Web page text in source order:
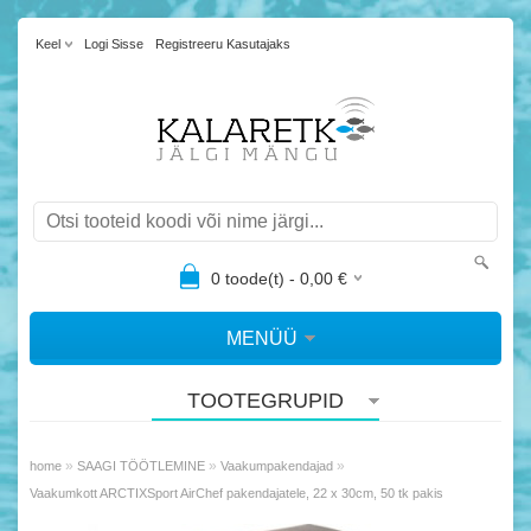
Keel Logi Sisse Registreeru Kasutajaks
0toode(t) - 0,00€
MENÜÜ
TOOTEGRUPID
home » SAAGI TÖÖTLEMINE » Vaakumpakendajad »
Vaakumkott ARCTIXSport AirChef pakendajatele, 22 x 30cm, 50 tk pakis